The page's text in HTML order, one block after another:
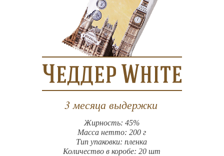
3 месяца выдержки
Жирность: 45%
Масса нетто: 200 г
Тип упаковки: пленка
Количество в коробе: 20 шт